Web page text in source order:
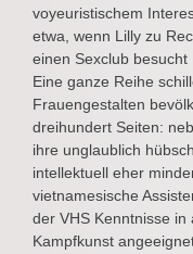
voyeuristischem
etwa, wenn Lilly zu
einen Sexclub besucht
Eine ganze Reihe
Frauengestalten
dreihundert Seiten:
ihre unglaublich
intellektuell eher
vietnamesische
der VHS Kenntnisse in
Kampfkunst